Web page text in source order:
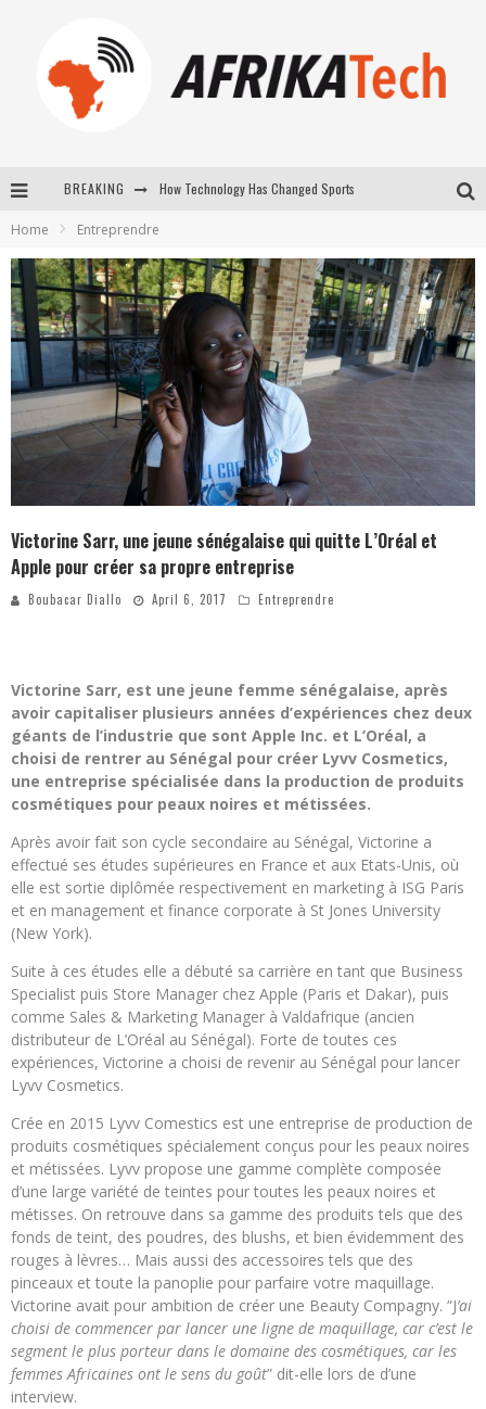
BREAKING
La Révolution Silencieuse : Quand Les Entrepreneurs Africains Décident de ne Plus se Taire
New to online sports betting? Consider These Tips to Play Your First Online Sports Betting Successfully
Home Entreprendre
Victorine Sarr, une jeune sénégalaise qui quitte L’Oréal et
Apple pour créer sa propre entreprise
Boubacar Diallo April 6, 2017 Entreprendre
Victorine Sarr, est une jeune femme sénégalaise, après
avoir capitaliser plusieurs années d’expériences chez deux
géants de l’industrie que sont Apple Inc. et L’Oréal, a
choisi de rentrer au Sénégal pour créer Lyvv Cosmetics,
une entreprise spécialisée dans la production de produits
cosmétiques pour peaux noires et métissées.
Après avoir fait son cycle secondaire au Sénégal, Victorine a
effectué ses études supérieures en France et aux Etats-Unis, où
elle est sortie diplômée respectivement en marketing à ISG Paris
et en management et finance corporate à St Jones University
(New York).
Suite à ces études elle a débuté sa carrière en tant que Business
Specialist puis Store Manager chez Apple (Paris et Dakar), puis
comme Sales & Marketing Manager à Valdafrique (ancien
distributeur de L’Oréal au Sénégal). Forte de toutes ces
expériences, Victorine a choisi de revenir au Sénégal pour lancer
Lyvv Cosmetics.
Crée en 2015 Lyvv Comestics est une entreprise de production de
produits cosmétiques spécialement conçus pour les peaux noires
et métissées. Lyvv propose une gamme complète composée
d’une large variété de teintes pour toutes les peaux noires et
métisses. On retrouve dans sa gamme des produits tels que des
fonds de teint, des poudres, des blushs, et bien évidemment des
rouges à lèvres… Mais aussi des accessoires tels que des
pinceaux et toute la panoplie pour parfaire votre maquillage.
Victorine avait pour ambition de créer une Beauty Compagny. “J’ai
choisi de commencer par lancer une ligne de maquillage, car c’est le
segment le plus porteur dans le domaine des cosmétiques, car les
femmes Africaines ont le sens du goût” dit-elle lors de d’une
interview.